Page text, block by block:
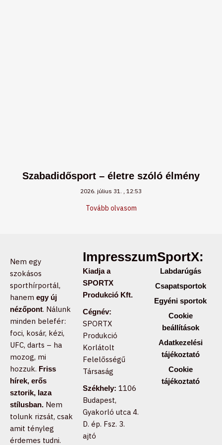
Szabadidősport – életre szóló élmény
2026. július 31. 12:53
Tovább olvasom
Nem egy
szokásos
sporthírportál,
hanem egy új
nézőpont. Nálunk
minden belefér:
foci, kosár, kézi,
UFC, darts – ha
mozog, mi
hozzuk. Friss
hírek, erős
sztorik, laza
stílusban. Nem
tolunk rizsát, csak
amit tényleg
érdemes tudni.
Impresszum:
Kiadja a
SPORTX
Produkció Kft.
Cégnév:
SPORTX
Produkció
Korlátolt
Felelősségű
Társaság
Székhely: 1106
Budapest,
Gyakorló utca 4.
D. ép. Fsz. 3.
ajtó
SportX:
Labdarúgás
Csapatsportok
Egyéni sportok
Cookie
beállítások
Adatkezelési
tájékoztató
Cookie
tájékoztató